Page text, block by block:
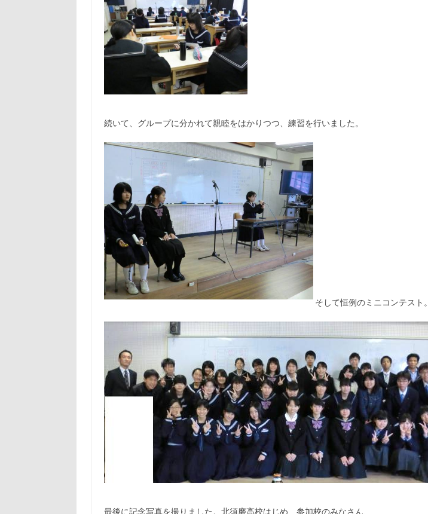
続いて、グループに分かれて親睦をはかりつつ、練習を行いました。
そして恒例のミニコンテスト。
最後に記念写真を撮りました。北須磨高校はじめ、参加校のみなさん、